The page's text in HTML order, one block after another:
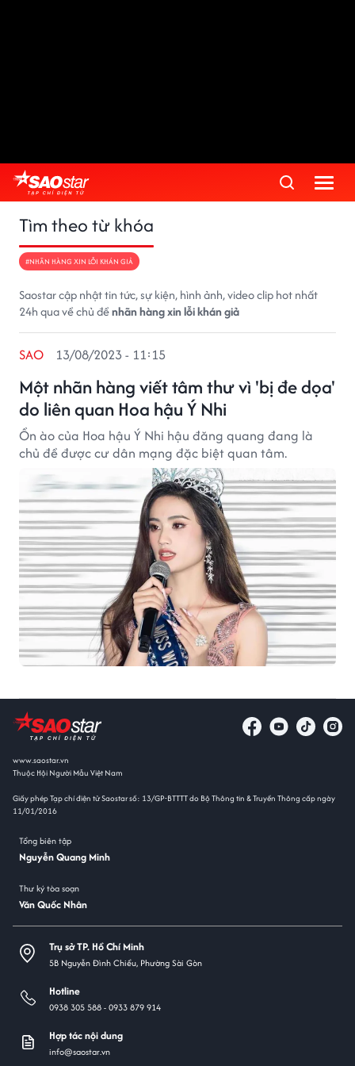
Tìm theo từ khóa
#NHÃN HÀNG XIN LỖI KHÁN GIẢ
Saostar cập nhật tin tức, sự kiện, hình ảnh, video clip hot nhất
24h qua về chủ đềnhãn hàng xin lỗi khán giả
Một nhãn hàng viết tâm thư vì 'bị đe dọa'
do liên quan Hoa hậu Ý Nhi
SAO 13/08/2023 - 11:15
Ồn ào của Hoa hậu Ý Nhi hậu đăng quang đang là
chủ đề được cư dân mạng đặc biệt quan tâm.
www.saostar.vn
Thuộc Hội Người Mẫu Việt Nam
Giấy phép Tạp chí điện tử Saostar số: 13/GP-BTTTT do Bộ Thông tin & Truyền Thông cấp ngày
11/01/2016
Tổng biên tập
Nguyễn Quang Minh
Thư ký tòa soạn
Văn Quốc Nhân
Trụ sở TP. Hồ Chí Minh
5B Nguyễn Đình Chiểu, Phường Sài Gòn
Hotline
0938 305 588 -0933 879 914
Hợp tác nội dung
info@saostar.vn